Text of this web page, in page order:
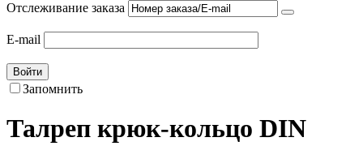
Отслеживание заказа
E-mail
Войти
Запомнить
Талреп крюк-кольцо DIN